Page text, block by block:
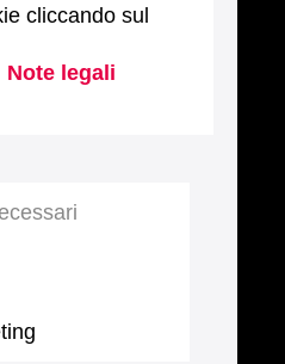
cliccando sul
Note legali